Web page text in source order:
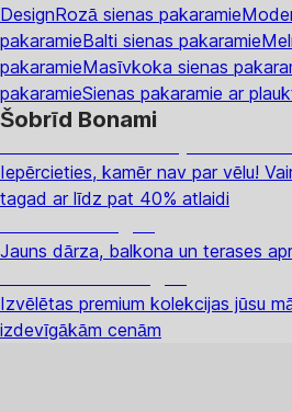
DesignRozā sienas pakaramie
pakaramieBalti sienas pakaramie
pakaramieMasīvkoka sienas
pakaramieSienas pakaramie ar
Šobrīd Bonami
Iepērcieties, kamēr nav par vēlu!
tagad ar līdz pat 40% atlaidi
Jauns dārza, balkona un terases
Izvēlētas premium kolekcijas jūsu
izdevīgākām cenām